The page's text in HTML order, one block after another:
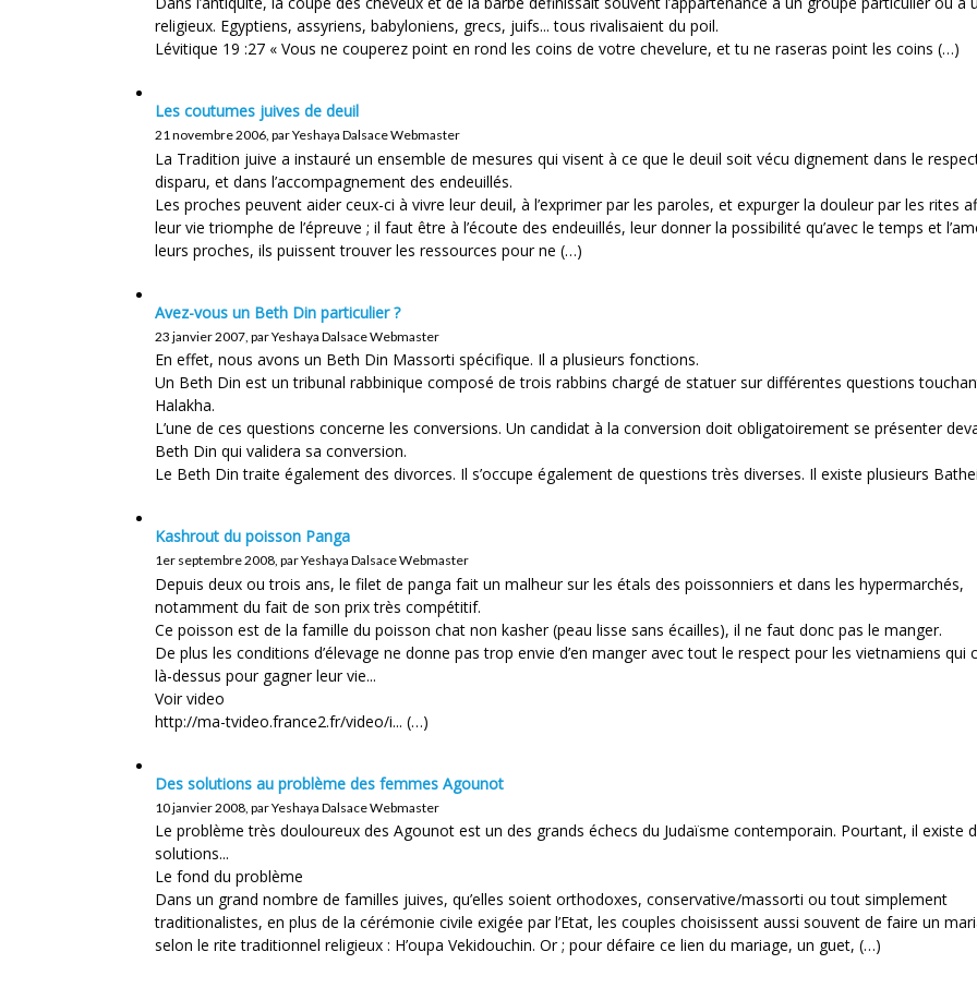
religieux. Egyptiens, assyriens, babyloniens, grecs, juifs... tous rivalisaient du poil.
Lévitique 19 :27 « Vous ne couperez point en rond les coins de votre chevelure, et tu ne raseras point les coins (…)
Les coutumes juives de deuil
21 novembre 2006, par Yeshaya Dalsace Webmaster
La Tradition juive a instauré un ensemble de mesures qui visent à ce que le deuil soit vécu dignement dans le
disparu, et dans l’accompagnement des endeuillés.
Les proches peuvent aider ceux-ci à vivre leur deuil, à l’exprimer par les paroles, et expurger la douleur par les rites
leur vie triomphe de l’épreuve ; il faut être à l’écoute des endeuillés, leur donner la possibilité qu’avec le temps et
leurs proches, ils puissent trouver les ressources pour ne (…)
Avez-vous un Beth Din particulier ?
23 janvier 2007, par Yeshaya Dalsace Webmaster
En effet, nous avons un Beth Din Massorti spécifique. Il a plusieurs fonctions.
Un Beth Din est un tribunal rabbinique composé de trois rabbins chargé de statuer sur différentes questions
Halakha.
L’une de ces questions concerne les conversions. Un candidat à la conversion doit obligatoirement se présenter
Beth Din qui validera sa conversion.
Le Beth Din traite également des divorces. Il s’occupe également de questions très diverses. Il existe plusieurs
Kashrout du poisson Panga
1er septembre 2008, par Yeshaya Dalsace Webmaster
Depuis deux ou trois ans, le filet de panga fait un malheur sur les étals des poissonniers et dans les hypermarchés,
notamment du fait de son prix très compétitif.
Ce poisson est de la famille du poisson chat non kasher (peau lisse sans écailles), il ne faut donc pas le manger.
De plus les conditions d’élevage ne donne pas trop envie d’en manger avec tout le respect pour les vietnamiens qui
là-dessus pour gagner leur vie...
Voir video
http://ma-tvideo.france2.fr/video/i... (…)
Des solutions au problème des femmes Agounot
10 janvier 2008, par Yeshaya Dalsace Webmaster
Le problème très douloureux des Agounot est un des grands échecs du Judaïsme contemporain. Pourtant, il existe
solutions...
Le fond du problème
Dans un grand nombre de familles juives, qu’elles soient orthodoxes, conservative/massorti ou tout simplement
traditionalistes, en plus de la cérémonie civile exigée par l’Etat, les couples choisissent aussi souvent de faire un
selon le rite traditionnel religieux : H’oupa Vekidouchin. Or ; pour défaire ce lien du mariage, un guet, (…)